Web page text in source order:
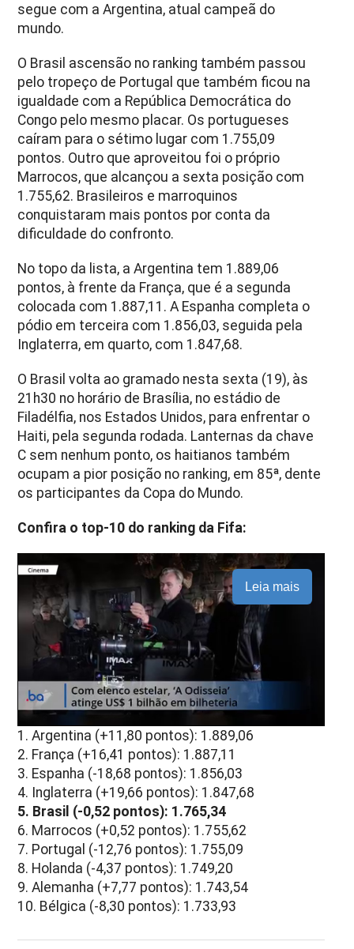
segue com a Argentina, atual campeã do
mundo.
O Brasil ascensão no ranking também passou
pelo tropeço de Portugal que também ficou na
igualdade com a República Democrática do
Congo pelo mesmo placar. Os portugueses
caíram para o sétimo lugar com 1.755,09
pontos. Outro que aproveitou foi o próprio
Marrocos, que alcançou a sexta posição com
1.755,62. Brasileiros e marroquinos
conquistaram mais pontos por conta da
dificuldade do confronto.
No topo da lista, a Argentina tem 1.889,06
pontos, à frente da França, que é a segunda
colocada com 1.887,11. A Espanha completa o
pódio em terceira com 1.856,03, seguida pela
Inglaterra, em quarto, com 1.847,68.
O Brasil volta ao gramado nesta sexta (19), às
21h30 no horário de Brasília, no estádio de
Filadélfia, nos Estados Unidos, para enfrentar o
Haiti, pela segunda rodada. Lanternas da chave
C sem nenhum ponto, os haitianos também
ocupam a pior posição no ranking, em 85ª, dente
os participantes da Copa do Mundo.
Confira o top-10 do ranking da Fifa:
Leia mais
1. Argentina (+11,80 pontos): 1.889,06
2. França (+16,41 pontos): 1.887,11
3. Espanha (-18,68 pontos): 1.856,03
4. Inglaterra (+19,66 pontos): 1.847,68
5. Brasil (-0,52 pontos): 1.765,34
6. Marrocos (+0,52 pontos): 1.755,62
7. Portugal (-12,76 pontos): 1.755,09
8. Holanda (-4,37 pontos): 1.749,20
9. Alemanha (+7,77 pontos): 1.743,54
10. Bélgica (-8,30 pontos): 1.733,93